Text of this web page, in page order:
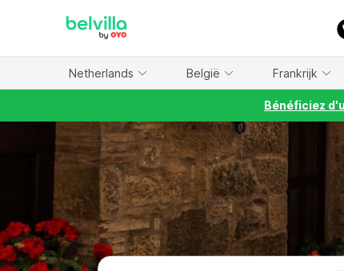
Netherlands België Frankrijk
Bénéficiez